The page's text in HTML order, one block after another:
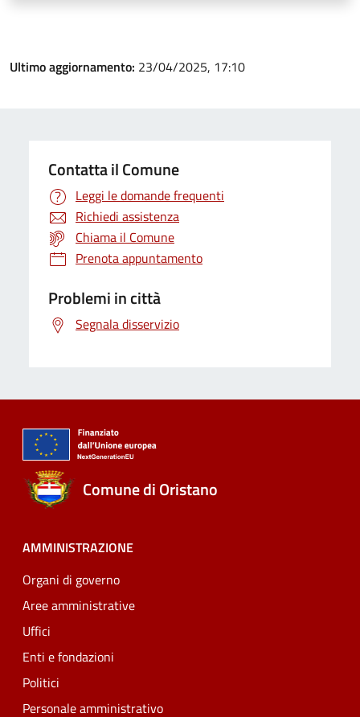
Ultimo aggiornamento: 23/04/2025, 17:10
Contatta il Comune
Leggi le domande frequenti
Richiedi assistenza
Chiama il Comune
Prenota appuntamento
Problemi in città
Segnala disservizio
Comune di Oristano
AMMINISTRAZIONE
Organi di governo
Aree amministrative
Uffici
Enti e fondazioni
Politici
Personale amministrativo